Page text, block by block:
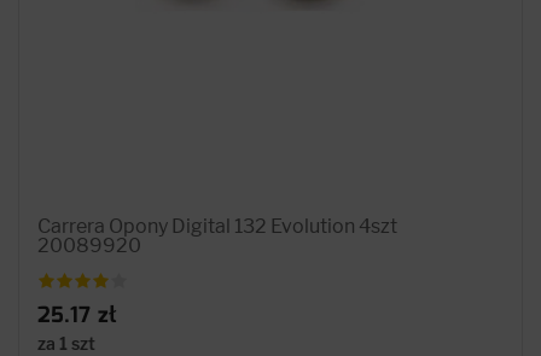
Carrera Opony Digital 132 Evolution 4szt
20089920
25.17 zł
za 1 szt